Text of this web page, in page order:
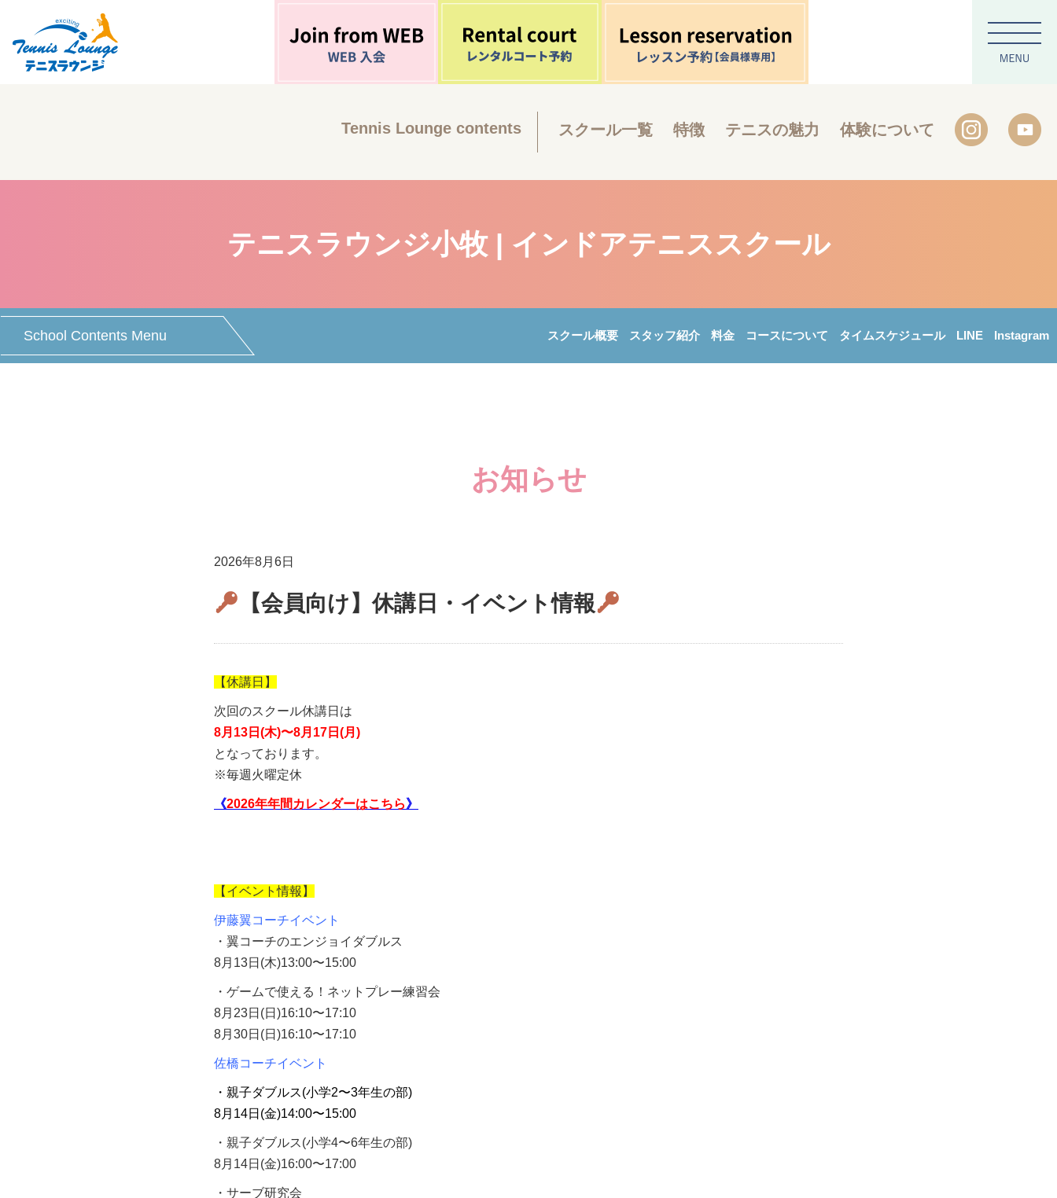
Tennis Lounge contents スクール一覧 特徴 テニスの魅力 体験について
テニスラウンジ小牧 | インドアテニススクール
School Contents Menu スクール概要 スタッフ紹介 料金 コースについて タイムスケジュール LINE Instagram
お知らせ
2026年8月6日
【会員向け】休講日・イベント情報
【休講日】
次回のスクール休講日は
8月13日(木)〜8月17日(月)
となっております。
※毎週火曜定休
《2026年年間カレンダーはこちら》
【イベント情報】
伊藤翼コーチイベント
・翼コーチのエンジョイダブルス
8月13日(木)13:00〜15:00
・ゲームで使える！ネットプレー練習会
8月23日(日)16:10〜17:10
8月30日(日)16:10〜17:10
佐橋コーチイベント
・親子ダブルス(小学2〜3年生の部)
8月14日(金)14:00〜15:00
・親子ダブルス(小学4〜6年生の部)
8月14日(金)16:00〜17:00
・サーブ研究会